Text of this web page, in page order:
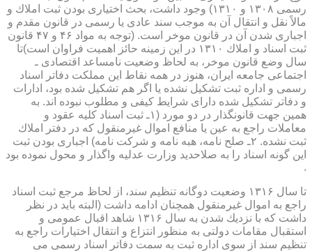
رسمی ۱۳۰۸ و ۱۳۱۰) وجود داشت، بحث اختیاری بودن ثبت املاك و
مالاً نقل و انتقال آن به موجب سند عادی یا رسمی در قانون مقدم و
اجباری شدن آن در قانون موخر است. (توجه به مواد ۴۶ و ۴۷ قانون
ثبت اسناد و املاك ۱۳۱۰ در این زمینه حائز اهمیت فراوان است)تا
سال وضع قانون موخر، به لحاظ وضعیت نامساعد اقتصادی ـ
اجتماعی جامعه ایران، هنوز در همه نقاط این مملكت دفاتر اسناد
رسمی و اداره ثبت تشكیل نشده یا اگر هم تشكیل شده بود، ادارات
و دفاتر تشكیل شده دارای شرایط كیفی و مطلوب نبوده اند. به
همین جهت قانونگذار در دو مورد (۱ـ ثبت اسناد كلیه عقود و
معاملات راجع به عین یا منافع اموال غیرمنقول كه در دفتر املاك
ثبت نشده. ۲ـ صلح نامه، هبه نامه و شركت نامه) اجباری بودن ثبت
این گونه اسناد را به صلاحدید وزارت عدلیه واگذار و محول نموده بود
.
تا سال ۱۳۱۶ وضعیت دوگانه تنظیم سند، از لحاظ مرجع ثبت اسناد
راجع به اموال غیرمنقول همچنان ادامه داشت (البته باید در نظر
داشت كه با نزدیك شدن به سال ۱۳۱۶ شاهد اقبال عمومی و
استقبال مقامات دولتی به منظور انتزاع و انتقال اختیارات راجع به
تنظیم سند از سوی اداره ثبت به سمت دفاتر اسناد رسمی می